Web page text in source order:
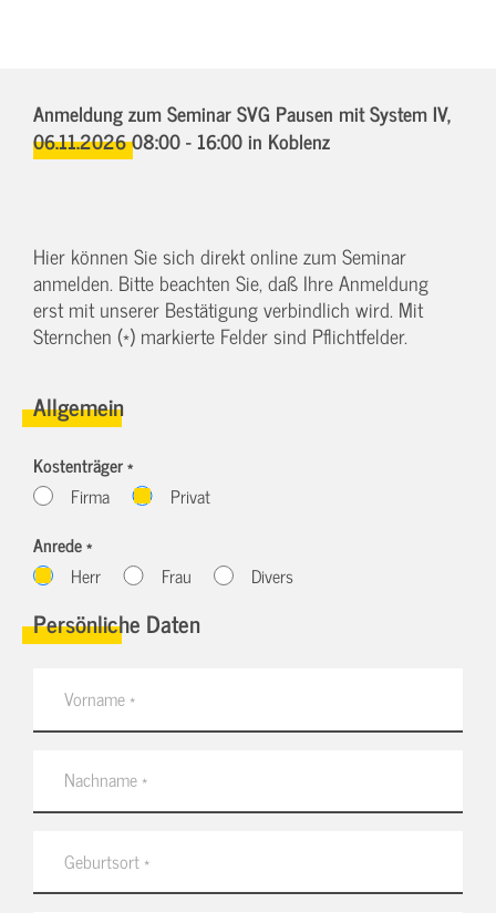
Anmeldung zum Seminar SVG Pausen mit System IV,
06.11.2026 08:00 - 16:00in Koblenz
Hier können Sie sich direkt online zum Seminar
anmelden. Bitte beachten Sie, daß Ihre Anmeldung
erst mit unserer Bestätigung verbindlich wird. Mit
Sternchen (*) markierte Felder sind Pflichtfelder.
Allgemein
Kostenträger *
Firma
Privat
Anrede *
Herr
Frau Divers
Persönliche Daten